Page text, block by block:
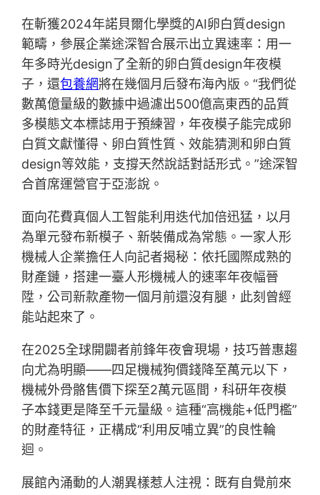
在斬獲2024年諾貝爾化學獎的AI卵白質design
範疇，參展企業途深智合展示出立異速率：用一
年多時光design了全新的卵白質design年夜模
子，還包養網將在幾個月后發布海內版。“我們從
數萬億量級的數據中過濾出500億高東西的品質
多模態文本標誌用于預練習，年夜模子能完成卵
白質文獻懂得、卵白質性質、效能猜測和卵白質
design等效能，支撐天然說話對話形式。”途深智
合首席運營官于亞澎說。
面向花費真個人工智能利用迭代加倍迅猛，以月
為單元發布新模子、新裝備成為常態。一家人形
機械人企業擔任人向記者揭秘：依托國際成熟的
財產鏈，搭建一臺人形機械人的速率年夜幅晉
陞，公司新款產物一個月前還沒有腿，此刻曾經
能站起來了。
在2025全球開闢者前鋒年夜會現場，技巧普惠趨
向尤為明顯——四足機械狗價錢降至萬元以下，
機械外骨骼售價下探至2萬元區間，科研年夜模
子本錢更是降至千元量級。這種“高機能+低門檻”
的財產特征，正構成“利用反哺立異”的良性輪
迴。
展館內涌動的人潮異樣惹人注視：既有自覺前來